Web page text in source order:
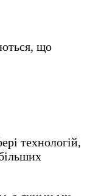
що
технологій,